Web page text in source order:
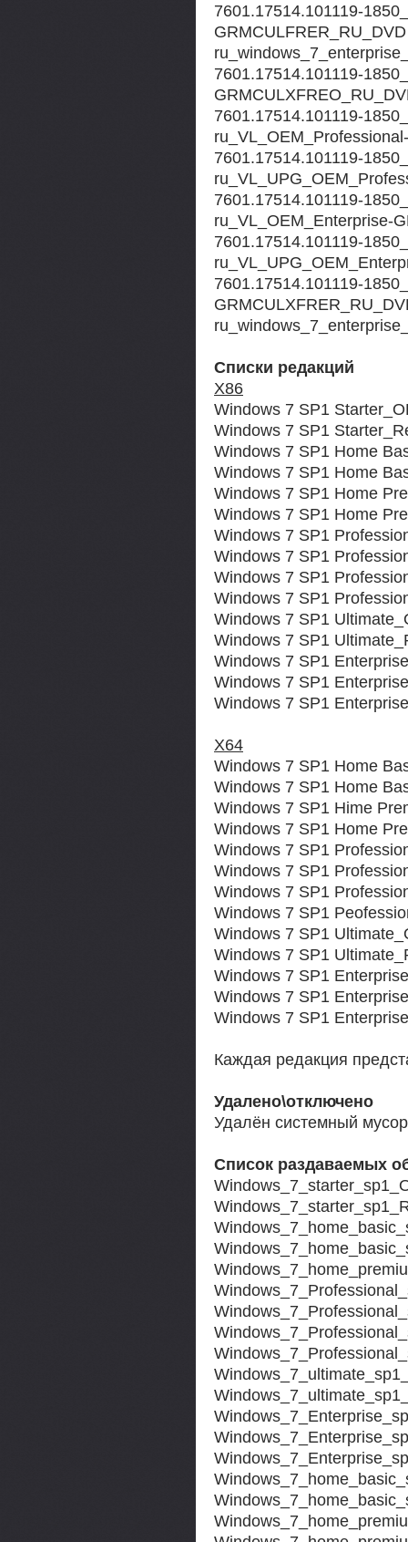
7601.17514.101119-
GRMCULFRER_RU_DVD
7601.17514.101119-
7601.17514.101119-
7601.17514.101119-
7601.17514.101119-
ru_VL_OEM_Enterprise-
7601.17514.101119-
7601.17514.101119-
Списки редакций
Х86
Windows 7 SP1
Windows 7 SP1
Windows 7 SP1 Home
Windows 7 SP1 Home
Windows 7 SP1 Home
Windows 7 SP1 Home
Windows 7 SP1
Windows 7 SP1
Windows 7 SP1
Windows 7 SP1
Windows 7 SP1
Windows 7 SP1
Windows 7 SP1
Windows 7 SP1
Windows 7 SP1
Х64
Windows 7 SP1 Home
Windows 7 SP1 Home
Windows 7 SP1 Hime
Windows 7 SP1 Home
Windows 7 SP1
Windows 7 SP1
Windows 7 SP1
Windows 7 SP1
Windows 7 SP1
Windows 7 SP1
Windows 7 SP1
Windows 7 SP1
Windows 7 SP1
Каждая редакция
Удалено\отключено
Удалён системный
Список раздаваемых